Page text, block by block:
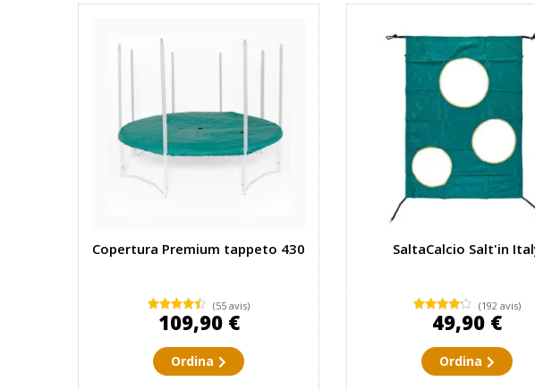
Copertura Premium tappeto 430
(55 avis)
109,90 €
Ordina
SaltaCalcio Salt'in
(192 avis)
49,90 €
Ordina